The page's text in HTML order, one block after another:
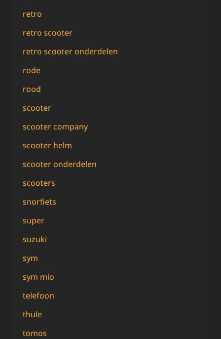
retro
retro scooter
retro scooter onderdelen
rode
rood
scooter
scooter company
scooter helm
scooter onderdelen
scooters
snorfiets
super
suzuki
sym
sym mio
telefoon
thule
tomos